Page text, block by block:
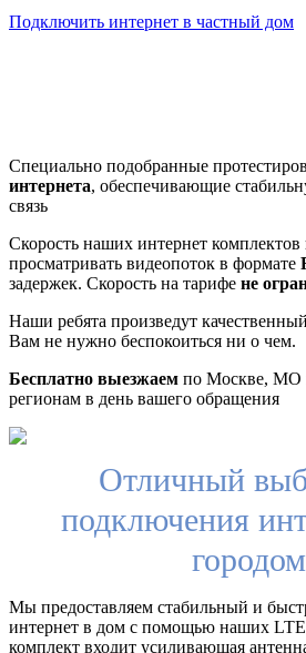
Подключить интернет в частный дом
Специально подобранные
интернета, обеспечивающие
связь
Скорость наших интернет комплектов
просматривать видеопоток в формате
задержек. Скорость на тарифе не
Наши ребята произведут качественный
Вам не нужно беспокоиться ни о чем.
Бесплатно выезжаем по Москве, МО
регионам в день вашего обращения
Отличный
подключения
городом
Мы предоставляем стабильный и
интернет в дом с помощью наших
комплект входит усиливающая